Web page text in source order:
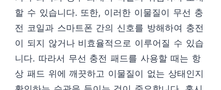
할 수 있습니다. 또한, 이러한 이물질이 무선 충
전 코일과 스마트폰 간의 신호를 방해하여 충전
이 되지 않거나 비효율적으로 이루어질 수 있습
니다. 따라서 무선 충전 패드를 사용할 때는 항
상 패드 위에 깨끗하고 이물질이 없는 상태인지